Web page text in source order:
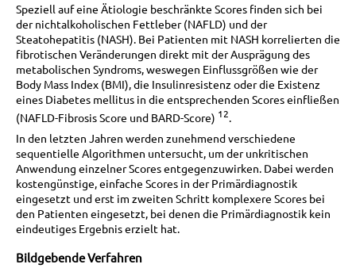
Speziell auf eine Ätiologie beschränkte Scores finden sich bei
der nichtalkoholischen Fettleber (NAFLD) und der
Steatohepatitis (NASH). Bei Patienten mit NASH korrelierten die
fibrotischen Veränderungen direkt mit der Ausprägung des
metabolischen Syndroms, weswegen Einflussgrößen wie der
Body Mass Index (BMI), die Insulinresistenz oder die Existenz
eines Diabetes mellitus in die entsprechenden Scores einfließen
(NAFLD-Fibrosis Score und BARD-Score) 12
In den letzten Jahren werden zunehmend verschiedene
sequentielle Algorithmen untersucht, um der unkritischen
Anwendung einzelner Scores entgegenzuwirken. Dabei werden
kostengünstige, einfache Scores in der Primärdiagnostik
eingesetzt und erst im zweiten Schritt komplexere Scores bei
den Patienten eingesetzt, bei denen die Primärdiagnostik kein
eindeutiges Ergebnis erzielt hat.
Bildgebende Verfahren